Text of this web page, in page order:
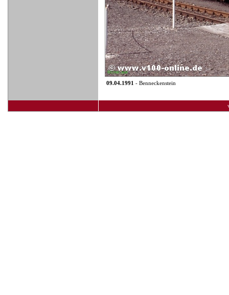
09.04.1991 - Benneckenstein